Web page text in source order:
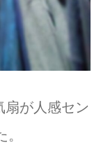
扇が人感セン